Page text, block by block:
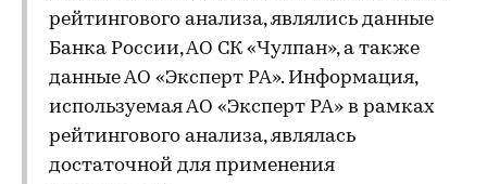
рейтингового анализа, являлись данные
Банка России, АО СК «Чулпан», а также
данные АО «Эксперт РА». Информация,
используемая АО «Эксперт РА» в рамках
рейтингового анализа, являлась
достаточной для применения